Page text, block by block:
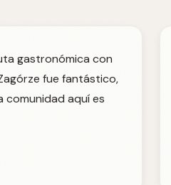
gastronómica con
fue fantástico,
comunidad aquí es